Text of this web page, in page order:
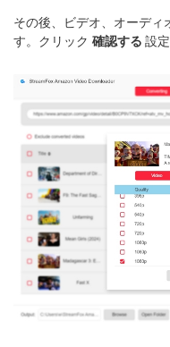
その後、ビデオ、オーディ
す。クリック 確認する 設